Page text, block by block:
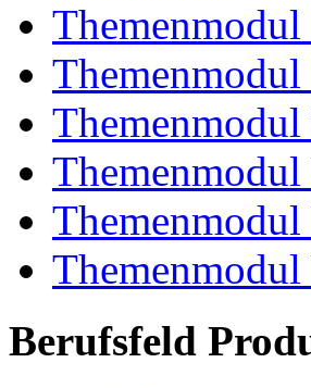
Berufsfeld